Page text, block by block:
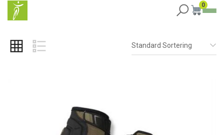
0
Standard Sortering